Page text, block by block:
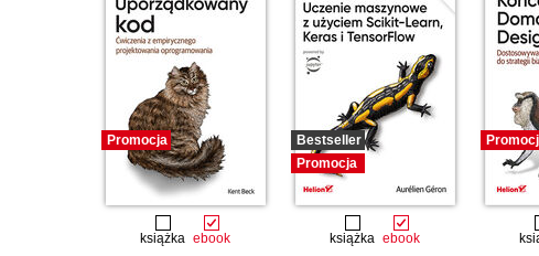
Promocja
książka ebook
Bestseller
Promocja
książka ebook